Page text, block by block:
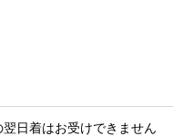
日着はお受けできません